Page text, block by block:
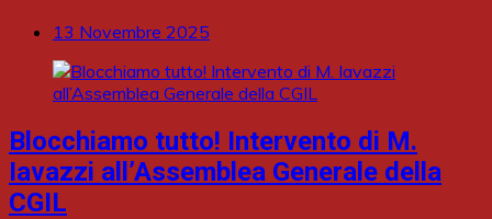
13 Novembre 2025
Blocchiamo tutto! Intervento di M.
Iavazzi all’Assemblea Generale della
CGIL